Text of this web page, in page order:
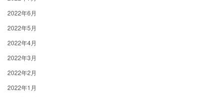
2022年6月
2022年5月
2022年4月
2022年3月
2022年2月
2022年1月